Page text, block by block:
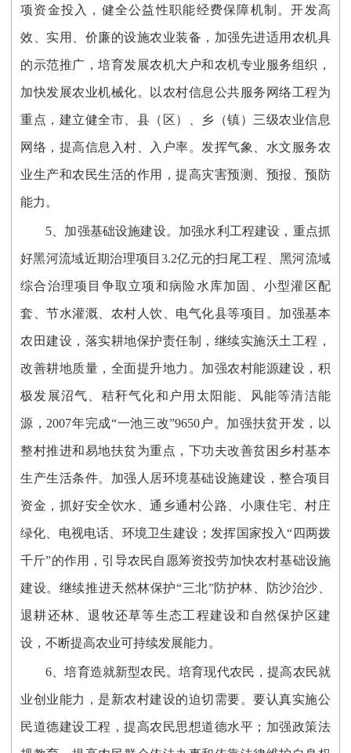
项资金投入，健全公益性职能经费保障机制。开发高
效、实用、价廉的设施农业装备，加强先进适用农机具
的示范推广，培育发展农机大户和农机专业服务组织，
加快发展农业机械化。以农村信息公共服务网络工程为
重点，建立健全市、县（区）、乡（镇）三级农业信息
网络，提高信息入村、入户率。发挥气象、水文服务农
业生产和农民生活的作用，提高灾害预测、预报、预防
能力。
5、加强基础设施建设。加强水利工程建设，重点抓
好黑河流域近期治理项目3.2亿元的扫尾工程、黑河流域
综合治理项目争取立项和病险水库加固、小型灌区配
套、节水灌溉、农村人饮、电气化县等项目。加强基本
农田建设，落实耕地保护责任制，继续实施沃土工程，
改善耕地质量，全面提升地力。加强农村能源建设，积
极发展沼气、秸秆气化和户用太阳能、风能等清洁能
源，2007年完成“一池三改”9650户。加强扶贫开发，以
整村推进和易地扶贫为重点，下功夫改善贫困乡村基本
生产生活条件。加强人居环境基础设施建设，整合项目
资金，抓好安全饮水、通乡通村公路、小康住宅、村庄
绿化、电视电话、环境卫生建设；发挥国家投入“四两拨
千斤”的作用，引导农民自愿筹资投劳加快农村基础设施
建设。继续推进天然林保护“三北”防护林、防沙治沙、
退耕还林、退牧还草等生态工程建设和自然保护区建
设，不断提高农业可持续发展能力。
6、培育造就新型农民。培育现代农民，提高农民就
业创业能力，是新农村建设的迫切需要。要认真实施公
民道德建设工程，提高农民思想道德水平；加强政策法